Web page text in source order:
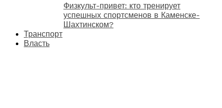
Физкульт-привет: кто тренирует
успешных спортсменов в Каменске-
Шахтинском?
Транспорт
Власть